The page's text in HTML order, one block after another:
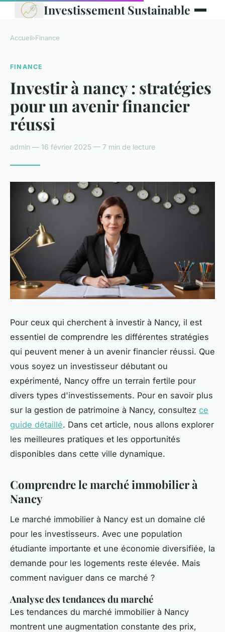
Investissement Sustainable
Accueil›Finance
FINANCE
Investir à nancy : stratégies
pour un avenir financier
réussi
admin — 16 février 2025 — 7 min de lecture
Pour ceux qui cherchent à investir à Nancy, il est
essentiel de comprendre les différentes stratégies
qui peuvent mener à un avenir financier réussi. Que
vous soyez un investisseur débutant ou
expérimenté, Nancy offre un terrain fertile pour
divers types d'investissements. Pour en savoir plus
sur la gestion de patrimoine à Nancy, consultez ce
guide détaillé. Dans cet article, nous allons explorer
les meilleures pratiques et les opportunités
disponibles dans cette ville dynamique.
Comprendre le marché immobilier à
Nancy
Le marché immobilier à Nancy est un domaine clé
pour les investisseurs. Avec une population
étudiante importante et une économie diversifiée, la
demande pour les logements reste élevée. Mais
comment naviguer dans ce marché ?
Analyse des tendances du marché
Les tendances du marché immobilier à Nancy
montrent une augmentation constante des prix,